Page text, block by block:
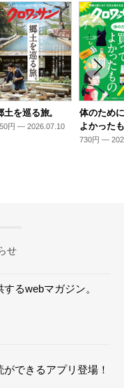
土を巡る旅。
円 — 2026.07.10
体のため
よかった
730円 —
せ
るwebマガジン。
できるアプリ登場！